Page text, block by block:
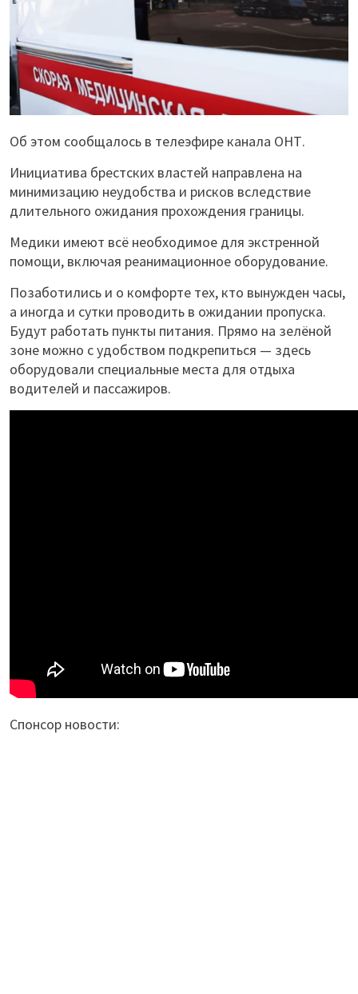
Об этом сообщалось в телеэфире канала ОНТ.
Инициатива брестских властей направлена на
минимизацию неудобства и рисков вследствие
длительного ожидания прохождения границы.
Медики имеют всё необходимое для экстренной
помощи, включая реанимационное оборудование.
Позаботились и о комфорте тех, кто вынужден часы,
а иногда и сутки проводить в ожидании пропуска.
Будут работать пункты питания. Прямо на зелёной
зоне можно с удобством подкрепиться — здесь
оборудовали специальные места для отдыха
водителей и пассажиров.
Спонсор новости: